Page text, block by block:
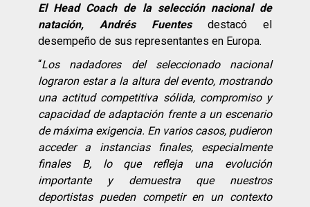
El Head Coach de la selección nacional de
natación, Andrés Fuentesdestacó el
desempeño de sus representantes en Europa.
“Los nadadores del seleccionado nacional
lograron estar a la altura del evento, mostrando
una actitud competitiva sólida, compromiso y
capacidad de adaptación frente a un escenario
de máxima exigencia. En varios casos, pudieron
acceder a instancias finales, especialmente
finales B, lo que refleja una evolución
importante y demuestra que nuestros
deportistas pueden competir en un contexto